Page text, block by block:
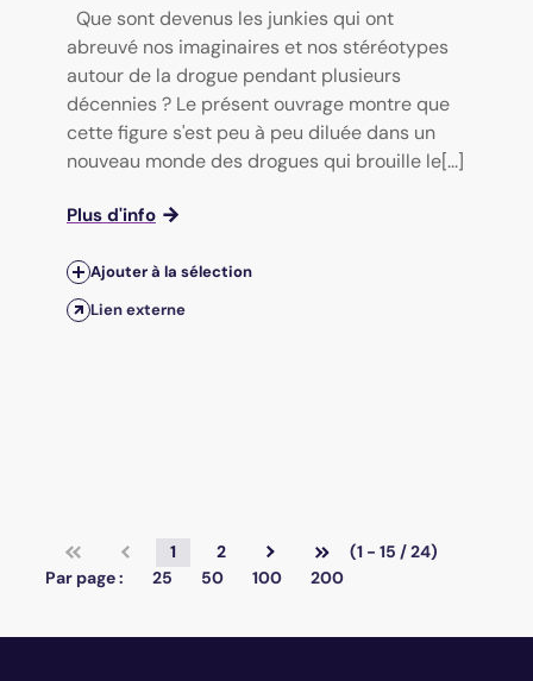
Que sont devenus les junkies qui ont
abreuvé nos imaginaires et nos stéréotypes
autour de la drogue pendant plusieurs
décennies ? Le présent ouvrage montre que
cette figure s'est peu à peu diluée dans un
nouveau monde des drogues qui brouille le[...]
Plus d'info
Ajouter à la sélection
Lien externe
1 2
(1 - 15 / 24)
Par page :
25 50 100 200